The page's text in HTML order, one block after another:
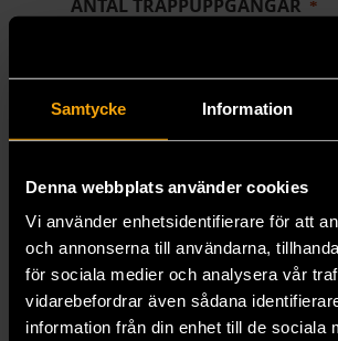
Samtycke Information
Denna webbplats använder cookies
Vi använder enhetsidentifierare för att
och annonserna till användarna,
för sociala medier och analysera vår
vidarebefordrar även sådana
information från din enhet till de sociala
ANTAL TRAPPUPPGÅNGAR
KONTAKTPERSON
EFTERNAMN